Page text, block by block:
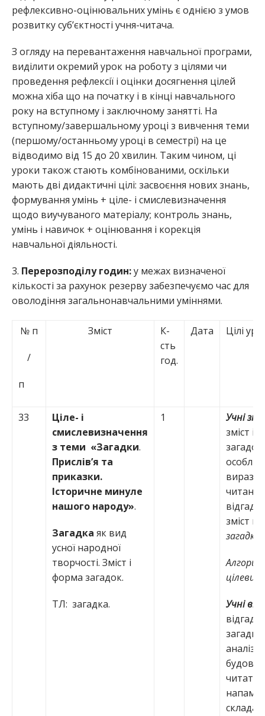
рефлексивно-оцінювальних умінь є однією з умов
розвитку суб’єктності учня-читача.
З огляду на перевантаження навчальної програми,
виділити окремий урок на роботу з цілями чи
проведення рефлексії і оцінки досягнення цілей
можна хіба що на початку і в кінці навчального
року на вступному і заключному занятті. На
вступному/завершальному уроці з вивчення теми
(першому/останньому уроці в семестрі) на це
відводимо від 15 до 20 хвилин. Таким чином, ці
уроки також стають комбінованими, оскільки
мають дві дидактичні цілі: засвоєння нових знань,
формування умінь + ціле- і смислевизначення
щодо виучуваного матеріалу; контроль знань,
умінь і навичок + оцінювання і корекція
навчальної діяльності.
3. Перерозподілу годин:у межах визначеної
кількості за рахунок резерву забезпечуємо час для
оволодіння загальнонавчальними уміннями.
№ п
/
п
Зміст
К-
сть
год.
Дата Цілі
33
Ціле- і
смислевизначення
з теми «Загадки.
Прислів’я та
приказки.
Історичне минуле
нашого народу».
Загадка як вид
усної народної
творчості. Зміст і
форма загадок.
ТЛ: загадка.
1
Учні
зміст і
загадок,
зміст
загадка
Учні
загадки;
будову;
читати